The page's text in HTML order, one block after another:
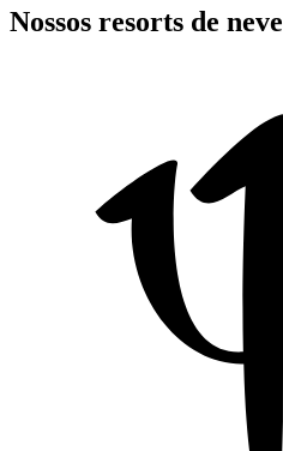
Nossos resorts de neve